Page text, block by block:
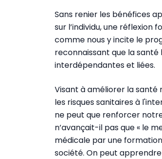
Sans renier les bénéfices
sur l’individu, une réflexion
comme nous y incite le
reconnaissant que la
interdépendantes et liées.
Visant à améliorer la
les risques sanitaires à
ne peut que renforcer
n’avançait-il pas que « le
médicale par une
société. On peut apprendre